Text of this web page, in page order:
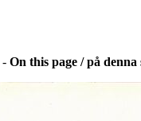
- On this page / på denna